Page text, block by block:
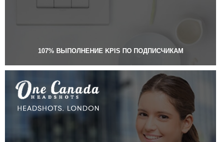
107% ВЫПОЛНЕНИЕ KPIS ПО ПОДПИСЧИКАМ